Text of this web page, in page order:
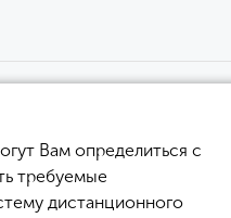
Вам определиться с
требуемые
дистанционного